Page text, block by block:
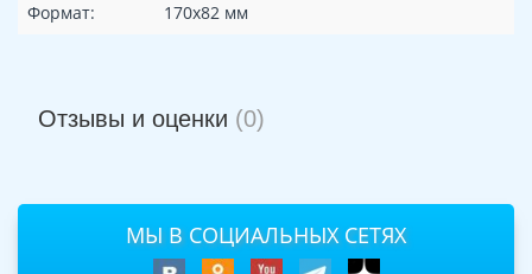
Формат:
170х82 мм
Отзывы и оценки (0)
МЫ В СОЦИАЛЬНЫХ СЕТЯХ